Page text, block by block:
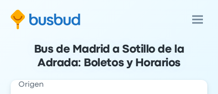
Bus de Madrid a Sotillo de la
Adrada: Boletos y Horarios
Origen